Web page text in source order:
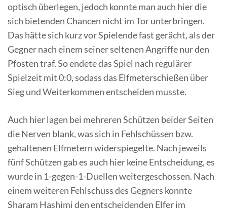
optisch überlegen, jedoch konnte man auch hier die
sich bietenden Chancen nicht im Tor unterbringen.
Das hätte sich kurz vor Spielende fast gerächt, als der
Gegner nach einem seiner seltenen Angriffe nur den
Pfosten traf. So endete das Spiel nach regulärer
Spielzeit mit 0:0, sodass das Elfmeterschießen über
Sieg und Weiterkommen entscheiden musste.
Auch hier lagen bei mehreren Schützen beider Seiten
die Nerven blank, was sich in Fehlschüssen bzw.
gehaltenen Elfmetern widerspiegelte. Nach jeweils
fünf Schützen gab es auch hier keine Entscheidung, es
wurde in 1-gegen-1-Duellen weitergeschossen. Nach
einem weiteren Fehlschuss des Gegners konnte
Sharam Hashimi den entscheidenden Elfer im